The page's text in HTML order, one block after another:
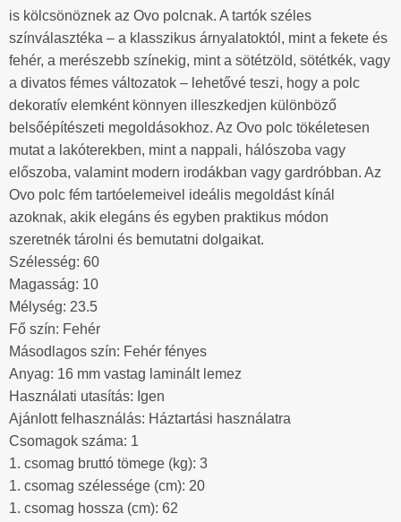
is kölcsönöznek az Ovo polcnak. A tartók széles
színválasztéka – a klasszikus árnyalatoktól, mint a fekete és
fehér, a merészebb színekig, mint a sötétzöld, sötétkék, vagy
a divatos fémes változatok – lehetővé teszi, hogy a polc
dekoratív elemként könnyen illeszkedjen különböző
belsőépítészeti megoldásokhoz. Az Ovo polc tökéletesen
mutat a lakóterekben, mint a nappali, hálószoba vagy
előszoba, valamint modern irodákban vagy gardróbban. Az
Ovo polc fém tartóelemeivel ideális megoldást kínál
azoknak, akik elegáns és egyben praktikus módon
szeretnék tárolni és bemutatni dolgaikat.
Szélesség: 60
Magasság: 10
Mélység: 23.5
Fő szín: Fehér
Másodlagos szín: Fehér fényes
Anyag: 16 mm vastag laminált lemez
Használati utasítás: Igen
Ajánlott felhasználás: Háztartási használatra
Csomagok száma: 1
1. csomag bruttó tömege (kg): 3
1. csomag szélessége (cm): 20
1. csomag hossza (cm): 62